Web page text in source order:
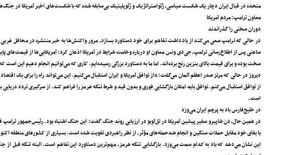
متحده در قبال ایران دچار یک شکست سیاسی، ژئواستراتژیک و ژئوپلیتیک بی‌سابقه شده که با شکست‌های اخیر آمریکا در
معاون ترامپ: مردم آمریکا
دوران سختی را گذراندند
در حالی که ترامپ سعی می‌کند از یادداشت تفاهم برای خود دستاورد بسازد، مرور واکنش‌ها به خبر منتشره در محافل
ساعتی پس از اطلاع‌رسانی ترامپ، جی‌دی ونس معاون او درباره وخامت شرایط در آمریکا اذعان کرد: آمریکایی‌ها از قیمت‌های
سخت بوده و برای قیمت بالای بنزین رنج برده‌اند. اما ما به دستاورد بزرگی رسیده‌ایم. کاری که می‌توانیم انجام دهیم این است
دیروز در حالی که مرتز صدر اعظم آلمان می‌گفت: «از توافق آمریکا و ایران استقبال می‌کنیم. این می‌تواند راه را برای یک
از توافق استقبال می‌کنم. توافق باید امکان بازگشایی فوری و بدون قید و شرط تنگه هرمز را فراهم کند. از سرگیری تردد
است.
در خلیج‌فارس باد به پرچم ایران می‌وزد
در همین حال، دن شاپیرو سفیر پیشین آمریکا در تل‌آویو در ارزیابی روند جنگ گفت: این جنگ اشتباه بود. رئیس‌جمهور ترامپ
با بقای خود مقابل حملات سنگین و انجام ضدحمله‌های مؤثر، از نظر راهبردی تقویت شده است. بسیاری از کشورهای منطقه
این نشان می‌دهد که باد به کدام سمت می‌وزد. بازگشایی تنگه هرمز، مهم‌ترین دستاورد این تفاهم است. البته تنگه قبل از